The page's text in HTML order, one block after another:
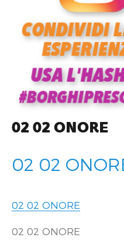
02 02 ONORE
02 02
02 02 ONORE
02 02 ONORE